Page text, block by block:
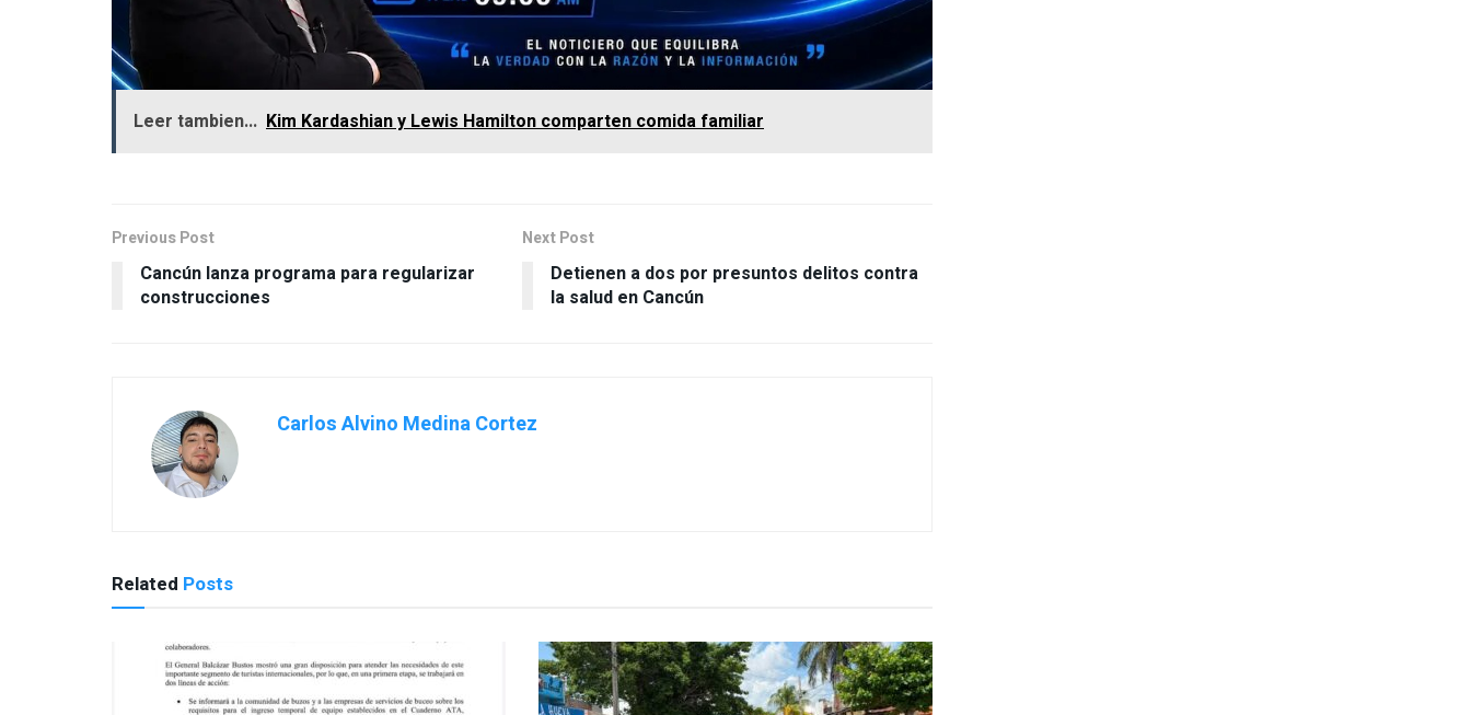
Leer tambien... Kim Kardashian y Lewis Hamilton comparten comida familiar
Previous Post
Cancún lanza programa para regularizar
construcciones
Next Post
Detienen a dos por presuntos delitos contra
la salud en Cancún
Carlos Alvino Medina Cortez
Related Posts